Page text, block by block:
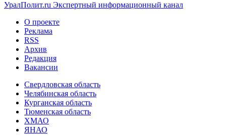
УралПолит.ru Экспертный информационный канал
О проекте
Реклама
RSS
Архив
Редакция
Вакансии
Свердловская область
Челябинская область
Курганская область
Тюменская область
ХМАО
ЯНАО